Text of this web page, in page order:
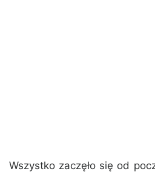
Wszystko zaczęło się od